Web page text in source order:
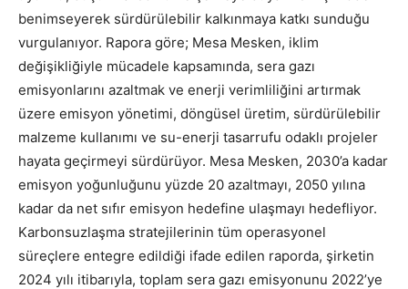
benimseyerek sürdürülebilir kalkınmaya katkı sunduğu
vurgulanıyor. Rapora göre; Mesa Mesken, iklim
değişikliğiyle mücadele kapsamında, sera gazı
emisyonlarını azaltmak ve enerji verimliliğini artırmak
üzere emisyon yönetimi, döngüsel üretim, sürdürülebilir
malzeme kullanımı ve su-enerji tasarrufu odaklı projeler
hayata geçirmeyi sürdürüyor. Mesa Mesken, 2030’a kadar
emisyon yoğunluğunu yüzde 20 azaltmayı, 2050 yılına
kadar da net sıfır emisyon hedefine ulaşmayı hedefliyor.
Karbonsuzlaşma stratejilerinin tüm operasyonel
süreçlere entegre edildiği ifade edilen raporda, şirketin
2024 yılı itibarıyla, toplam sera gazı emisyonunu 2022’ye